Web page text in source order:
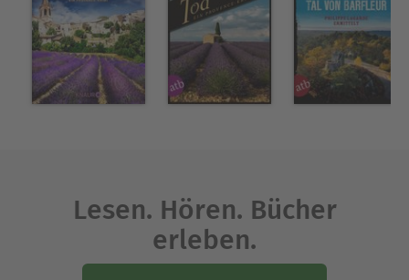
Lesen. Hören. Bücher
erleben.